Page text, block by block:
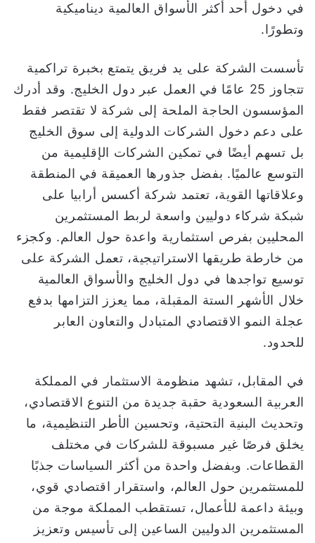
في دخول أحد أكثر الأسواق العالمية ديناميكية
وتطورًا.
تأسست الشركة على يد فريق يتمتع بخبرة تراكمية
تتجاوز 25 عامًا في العمل عبر دول الخليج. وقد أدرك
المؤسسون الحاجة الملحة إلى شركة لا تقتصر فقط
على دعم دخول الشركات الدولية إلى سوق الخليج
بل تسهم أيضًا في تمكين الشركات الإقليمية من
التوسع عالميًا. بفضل جذورها العميقة في المنطقة
وعلاقاتها القوية، تعتمد شركة أكسس أرابيا على
شبكة شركاء دوليين واسعة لربط المستثمرين
المحليين بفرص استثمارية واعدة حول العالم. وكجزء
من خارطة طريقها الاستراتيجية، تعمل الشركة على
توسيع تواجدها في دول الخليج والأسواق العالمية
خلال الأشهر الستة المقبلة، مما يعزز التزامها بدفع
عجلة النمو الاقتصادي المتبادل والتعاون العابر
للحدود.
في المقابل، تشهد منظومة الاستثمار في المملكة
العربية السعودية حقبة جديدة من التنوع الاقتصادي،
وتحديث البنية التحتية، وتحسين الأطر التنظيمية، ما
يخلق فرصًا غير مسبوقة للشركات في مختلف
القطاعات. وبفضل واحدة من أكثر السياسات جذبًا
للمستثمرين حول العالم، واستقرار اقتصادي قوي،
وبيئة داعمة للأعمال، تستقطب المملكة موجة من
المستثمرين الدوليين الساعين إلى تأسيس وتعزيز